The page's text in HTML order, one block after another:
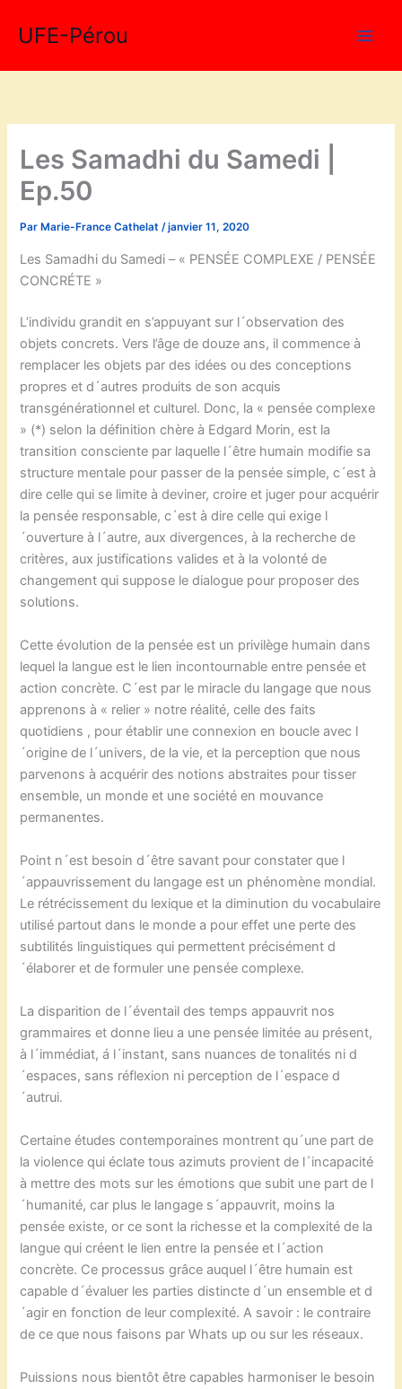
UFE-Pérou
Les Samadhi du Samedi |
Ep.50
Par Marie-France Cathelat/janvier 11, 2020
Les Samadhi du Samedi – « PENSÉE COMPLEXE / PENSÉE
CONCRÉTE »
L’individu grandit en s’appuyant sur l´observation des
objets concrets. Vers l’âge de douze ans, il commence à
remplacer les objets par des idées ou des conceptions
propres et d´autres produits de son acquis
transgénérationnel et culturel. Donc, la « pensée complexe
» (*) selon la définition chère à Edgard Morin, est la
transition consciente par laquelle l´être humain modifie sa
structure mentale pour passer de la pensée simple, c´est à
dire celle qui se limite à deviner, croire et juger pour acquérir
la pensée responsable, c´est à dire celle qui exige l
´ouverture à l´autre, aux divergences, à la recherche de
critères, aux justifications valides et à la volonté de
changement qui suppose le dialogue pour proposer des
solutions.
Cette évolution de la pensée est un privilège humain dans
lequel la langue est le lien incontournable entre pensée et
action concrète. C´est par le miracle du langage que nous
apprenons à « relier » notre réalité, celle des faits
quotidiens , pour établir une connexion en boucle avec l
´origine de l´univers, de la vie, et la perception que nous
parvenons à acquérir des notions abstraites pour tisser
ensemble, un monde et une société en mouvance
permanentes.
Point n´est besoin d´être savant pour constater que l
´appauvrissement du langage est un phénomène mondial.
Le rétrécissement du lexique et la diminution du vocabulaire
utilisé partout dans le monde a pour effet une perte des
subtilités linguistiques qui permettent précisément d
´élaborer et de formuler une pensée complexe.
La disparition de l´éventail des temps appauvrit nos
grammaires et donne lieu a une pensée limitée au présent,
à l´immédiat, á l´instant, sans nuances de tonalités ni d
´espaces, sans réflexion ni perception de l´espace d
´autrui.
Certaine études contemporaines montrent qu´une part de
la violence qui éclate tous azimuts provient de l´incapacité
à mettre des mots sur les émotions que subit une part de l
´humanité, car plus le langage s´appauvrit, moins la
pensée existe, or ce sont la richesse et la complexité de la
langue qui créent le lien entre la pensée et l´action
concrète. Ce processus grâce auquel l´être humain est
capable d´évaluer les parties distincte d´un ensemble et d
´agir en fonction de leur complexité. A savoir : le contraire
de ce que nous faisons par Whats up ou sur les réseaux.
Puissions nous bientôt être capables harmoniser le besoin